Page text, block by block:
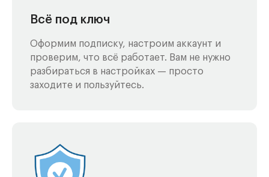
Всё под ключ
Оформим подписку, настроим аккаунт и
проверим, что всё работает. Вам не нужно
разбираться в настройках — просто
заходите и пользуйтесь.